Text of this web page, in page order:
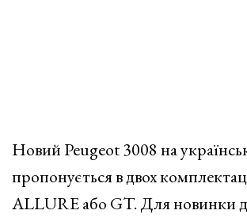
Новий Peugeot 3008 на
пропонується в двох
ALLURE або GT. Для новинки